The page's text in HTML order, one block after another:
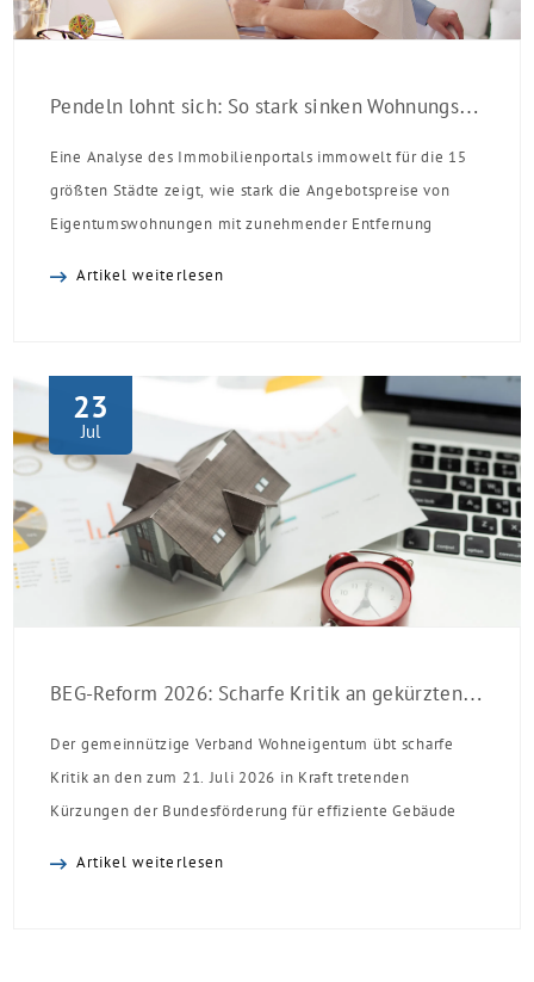
Pendeln lohnt sich: So stark sinken Wohnungspreise im Umland
Eine Analyse des Immobilienportals immowelt für die 15
größten Städte zeigt, wie stark die Angebotspreise von
Eigentumswohnungen mit zunehmender Entfernung
Artikel weiterlesen
23
Jul
BEG-Reform 2026: Scharfe Kritik an gekürzten Sanierungsförderungen
Der gemeinnützige Verband Wohneigentum übt scharfe
Kritik an den zum 21. Juli 2026 in Kraft tretenden
Kürzungen der Bundesförderung für effiziente Gebäude
Artikel weiterlesen